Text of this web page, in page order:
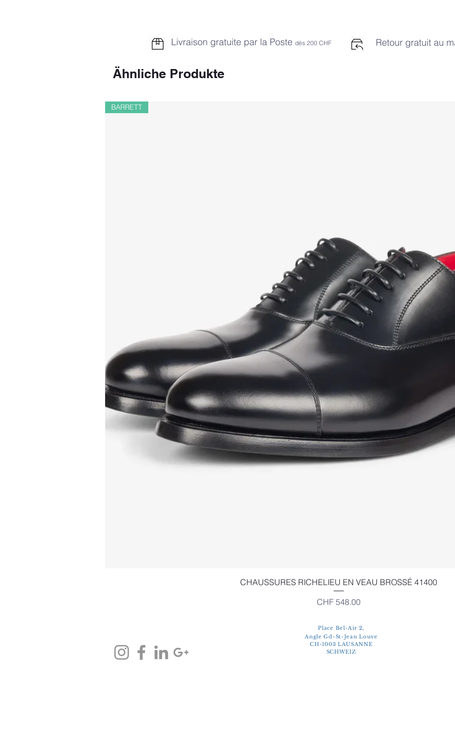
Livraison gratuite par la Poste dès 200 CHF Retour gratuit au
Ähnliche Produkte
Schnellansicht
BARRETT
CHAUSSURES RICHELIEU EN VEAU BROSSÉ 41400
Preis
CHF 548.00
Place Bel-Air 2,
Angle Gd-St-Jean Louve
CH-1003 LAUSANNE
SCHWEIZ